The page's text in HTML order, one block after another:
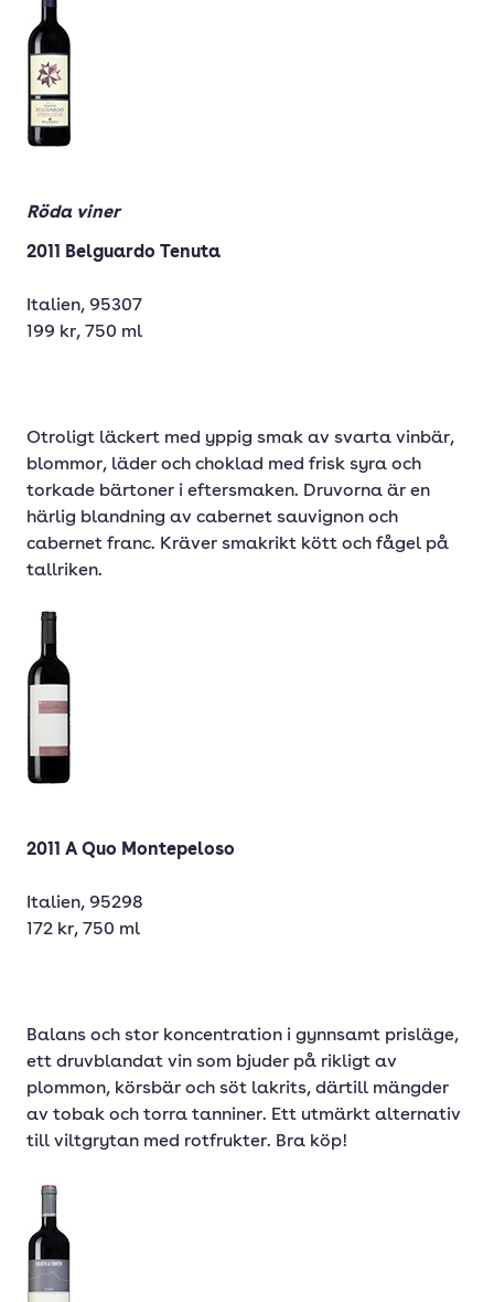
Röda viner
2011 Belguardo Tenuta
Italien, 95307
199 kr, 750 ml
Otroligt läckert med yppig smak av svarta vinbär,
blommor, läder och choklad med frisk syra och
torkade bärtoner i eftersmaken. Druvorna är en
härlig blandning av cabernet sauvignon och
cabernet franc. Kräver smakrikt kött och fågel på
tallriken.
2011 A Quo Montepeloso
Italien, 95298
172 kr, 750 ml
Balans och stor koncentration i gynnsamt prisläge,
ett druvblandat vin som bjuder på rikligt av
plommon, körsbär och söt lakrits, därtill mängder
av tobak och torra tanniner. Ett utmärkt alternativ
till viltgrytan med rotfrukter. Bra köp!